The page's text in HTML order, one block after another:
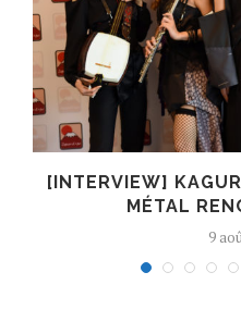
[INTERVIEW]
MÉTAL
9